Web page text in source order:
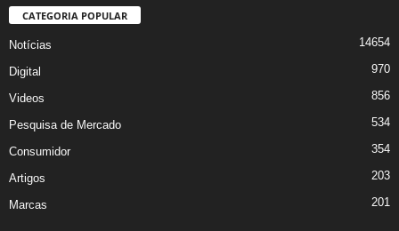
CATEGORIA POPULAR
Notícias 14654
Digital 970
Videos 856
Pesquisa de Mercado 534
Consumidor 354
Artigos 203
Marcas 201